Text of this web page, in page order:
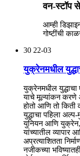
वन-स्टॉप
आम्ही
गोष्टींची
30 22-03
युक्रेनमधील
युक्रेनमधील युद्धाचा
याचे मूल्यांकन करणे
होतो आणि तो
युद्धाचा पहिला
युनियन आणि युक्रेन,
यांच्यातील व्यापार
अप्रत्याशितता
नजीकच्या